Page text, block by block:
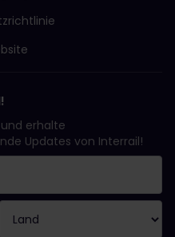
erhalte
Updates von Interrail!